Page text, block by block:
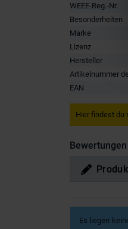
WEEE-Reg.-Nr.
Besonderheiten
Marke
Lizenz
Hersteller
Artikelnummer
EAN
Hier findest du
Bewertungen
Es liegen